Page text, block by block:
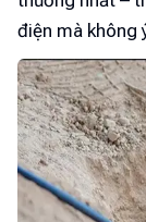
điện mà không